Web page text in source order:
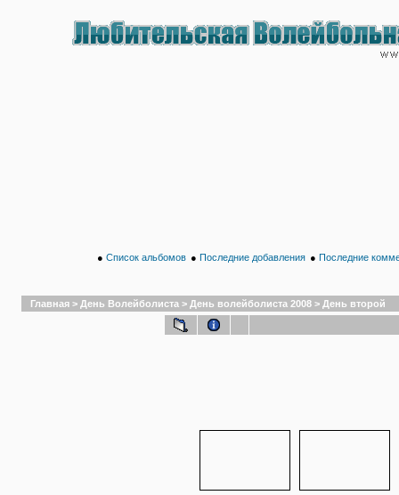
● Список альбомов ● Последние добавления ● Последние
Главная > День Волейболиста > День волейболиста 2008 > День второй